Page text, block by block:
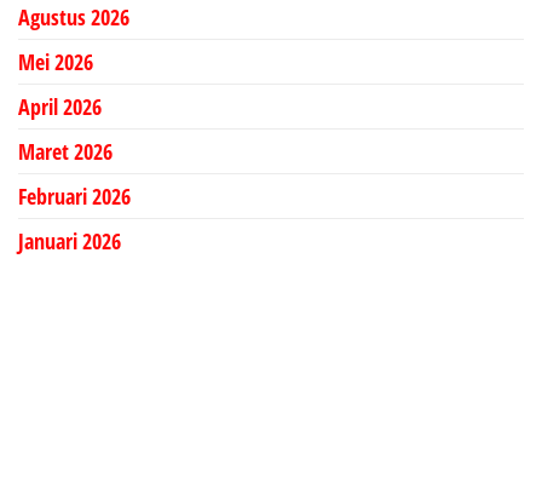
Agustus 2026
Mei 2026
April 2026
Maret 2026
Februari 2026
Januari 2026